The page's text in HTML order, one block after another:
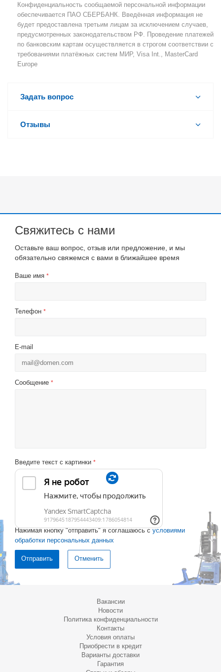
Конфиденциальность сообщаемой персональной информации
обеспечивается ПАО СБЕРБАНК. Введённая информация не
будет предоставлена третьим лицам за исключением случаев,
предусмотренных законодательством РФ. Проведение платежей
по банковским картам осуществляется в строгом соответствии с
требованиями платёжных систем МИР, Visa Int., MasterCard
Europe
Задать вопрос
Отзывы
Свяжитесь с нами
Оставьте ваш вопрос, отзыв или предложение, и мы
обязательно свяжемся с вами в ближайшее время
Ваше имя *
Телефон *
E-mail
Сообщение *
Введите текст с картинки *
Нажимая кнопку "отправить" я соглашаюсь с условиями
обработки персональных данных
Отменить
Вакансии
Новости
Политика конфиденциальности
Контакты
Условия оплаты
Приобрести в кредит
Варианты доставки
Гарантия